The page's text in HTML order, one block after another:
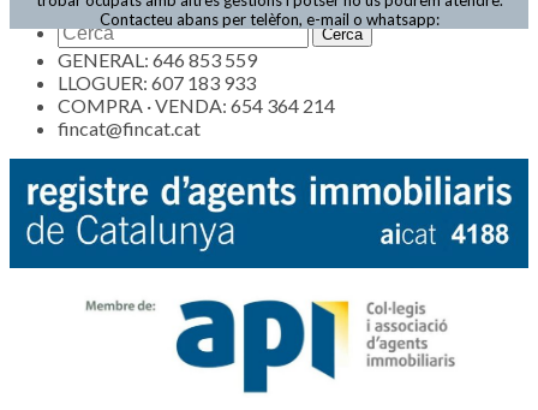
ActualitatContacteu abans per telèfon, e-mail o whatsapp:
GENERAL: 646 853 559
LLOGUER: 607 183 933
COMPRA · VENDA: 654 364 214
fincat@fincat.cat